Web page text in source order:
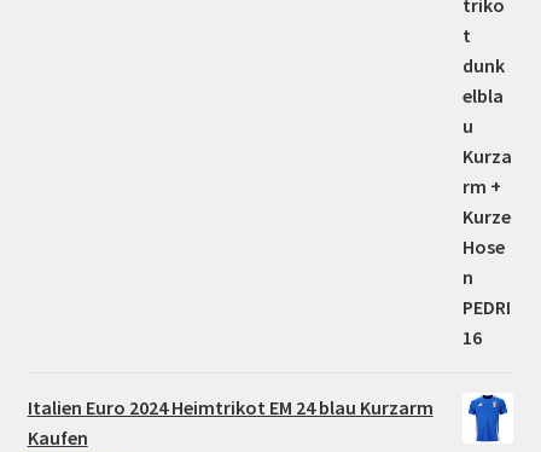
Italien Euro 2024 Heimtrikot EM 24 blau Kurzarm
Kaufen